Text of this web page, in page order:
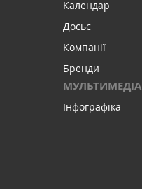
Календар
Досьє
Компанії
Бренди
МУЛЬТИМЕДІА
Інфографіка